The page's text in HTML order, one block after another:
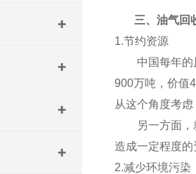
三、 油气回
1.节约资源
中国每年的
900万吨，价值
从这个角度考
另一方面，就
造成一定程度
2.减少环境污染